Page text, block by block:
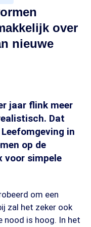
over
nieuwe
jaar flink meer
Dat
in
op de
voor simpele
om een
zal het zeker ook
nood is hoog. In het